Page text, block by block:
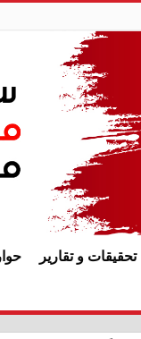
تحقيقات و تقارير